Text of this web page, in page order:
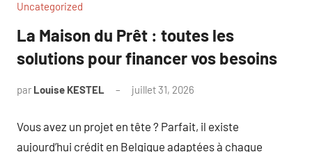
Uncategorized
La Maison du Prêt : toutes les
solutions pour financer vos besoins
par Louise KESTEL juillet 31, 2026
Vous avez un projet en tête ? Parfait, il existe
aujourd’hui crédit en Belgique adaptées à chaque